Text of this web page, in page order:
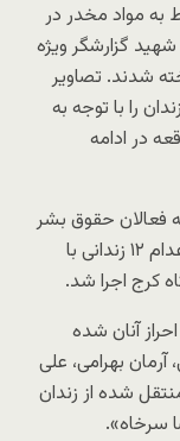
مربوط به مواد مخدر در
گزارشگر ویژه
شدند. تصاویر
را با توجه به
در ادامه
فعالان حقوق بشر
در ایران، سحرگاه شنبه ششم شهریور حکم اعدام ۱۲ زندانی با
کرج اجرا شد.
آنان شده
بهرامی، علی
شده از زندان
سرخاه».